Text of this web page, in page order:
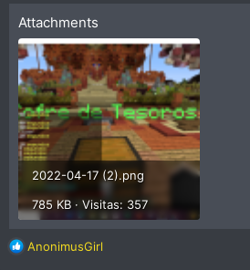
Attachments
2022-04-17 (2).png
785 KB · Visitas: 357
R
AnonimusGirl